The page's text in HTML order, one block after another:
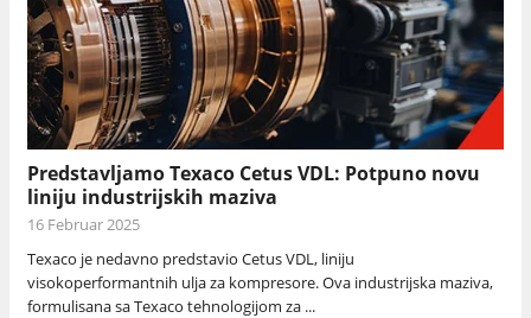
Predstavljamo Texaco Cetus VDL: Potpuno novu
liniju industrijskih maziva
16 Februar 2025
Texaco je nedavno predstavio Cetus VDL, liniju
visokoperformantnih ulja za kompresore. Ova industrijska maziva,
formulisana sa Texaco tehnologijom za ...